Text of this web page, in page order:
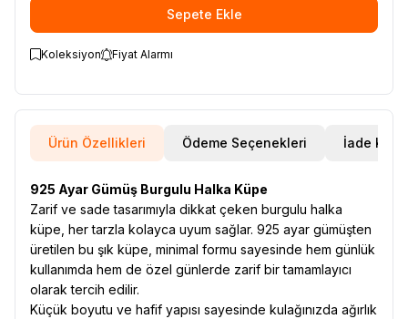
Sepete Ekle
Koleksiyon Fiyat Alarmı
Ürün Özellikleri Ödeme Seçenekleri İade
925 Ayar Gümüş Burgulu Halka Küpe
Zarif ve sade tasarımıyla dikkat çeken burgulu halka
küpe, her tarzla kolayca uyum sağlar. 925 ayar gümüşten
üretilen bu şık küpe, minimal formu sayesinde hem günlük
kullanımda hem de özel günlerde zarif bir tamamlayıcı
olarak tercih edilir.
Küçük boyutu ve hafif yapısı sayesinde kulağınızda ağırlık